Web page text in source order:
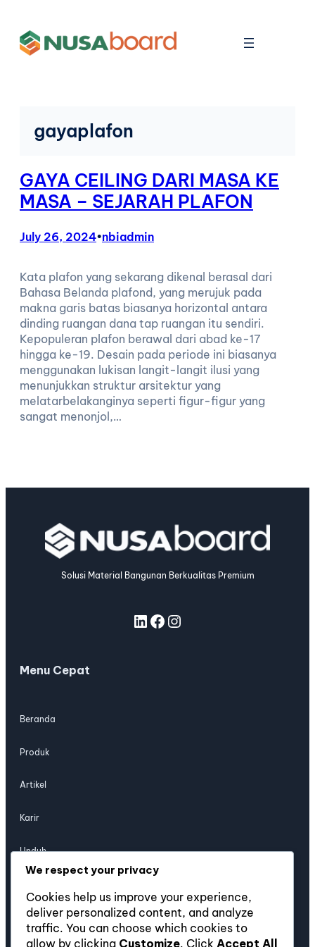
gayaplafon
GAYA CEILING DARI MASA KE
MASA – SEJARAH PLAFON
July 26, 2024•nbiadmin
Kata plafon yang sekarang dikenal berasal dari
Bahasa Belanda plafond, yang merujuk pada
makna garis batas biasanya horizontal antara
dinding ruangan dana tap ruangan itu sendiri.
Kepopuleran plafon berawal dari abad ke-17
hingga ke-19. Desain pada periode ini biasanya
menggunakan lukisan langit-langit ilusi yang
menunjukkan struktur arsitektur yang
melatarbelakanginya seperti figur-figur yang
sangat menonjol,…
Solusi Material Bangunan Berkualitas Premium
Menu Cepat
Beranda
Produk
Artikel
Karir
Unduh
Jl. Industri Raya No. 123, Jakarta Timur 13930, Indonesia
We respect your privacy
Cookies help us improve your experience,
deliver personalized content, and analyze
traffic. You can choose which cookies to
allow by clicking Customize. Click Accept All